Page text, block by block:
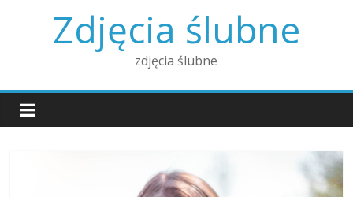
Zdjęcia ślubne
zdjęcia ślubne